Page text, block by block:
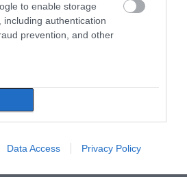
to enable storage
including authentication
prevention, and other
Data Access Privacy Policy